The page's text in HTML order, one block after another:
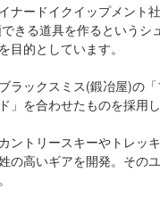
ナードイクイップメント
きる道具を作るという
的としています。
ラックスミス(鍛冶屋)の
を合わせたものを採用し
ントリースキーやトレッ
の高いギアを開発。その